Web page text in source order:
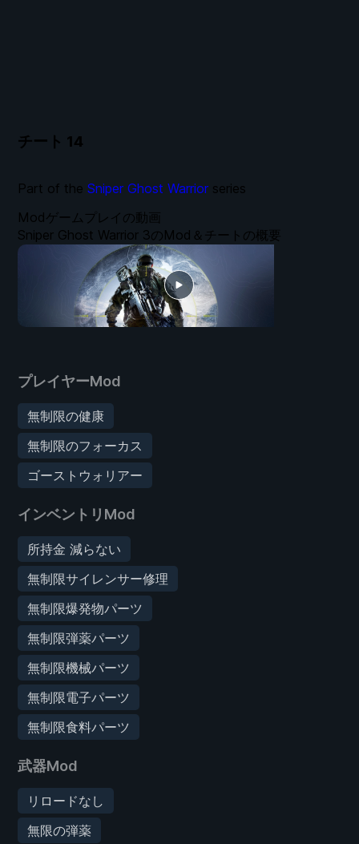
チート 14
プレイヤーMod
無制限の健康
無制限のフォーカス
ゴーストウォリアー
インベントリMod
所持金 減らない
無制限サイレンサー修理
無制限爆発物パーツ
無制限弾薬パーツ
無制限機械パーツ
無制限電子パーツ
無制限食料パーツ
武器Mod
リロードなし
無限の弾薬
Modゲームプレイの動画
Sniper Ghost Warrior 3のMod＆チートの概要
Part of the Sniper Ghost Warrior series